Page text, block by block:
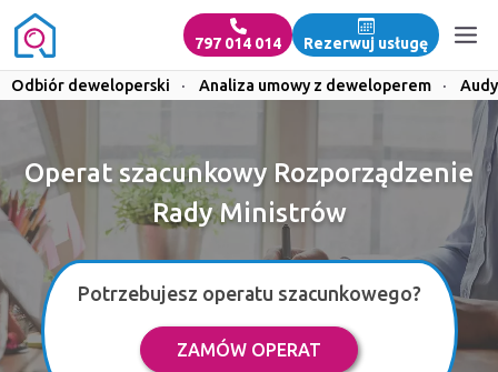
797 014 014 Rezerwuj usługę
Odbiór deweloperski · Analiza umowy z deweloperem ·
Operat szacunkowy Rozporządzenie
Rady Ministrów
Potrzebujesz operatu szacunkowego?
ZAMÓW OPERAT